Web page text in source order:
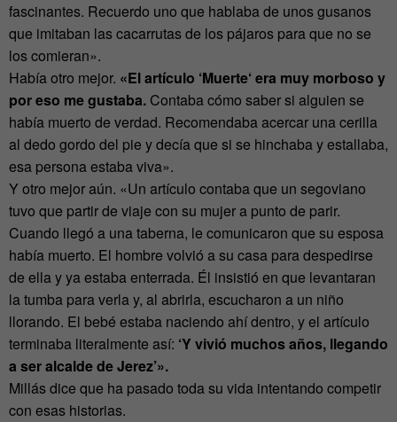
fascinantes. Recuerdo uno que hablaba de unos gusanos
que imitaban las cacarrutas de los pájaros para que no se
los comieran».
Había otro mejor. «El artículo ‘Muerte‘ era muy morboso y
por eso me gustaba. Contaba cómo saber si alguien se
había muerto de verdad. Recomendaba acercar una cerilla
al dedo gordo del pie y decía que si se hinchaba y estallaba,
esa persona estaba viva».
Y otro mejor aún. «Un artículo contaba que un segoviano
tuvo que partir de viaje con su mujer a punto de parir.
Cuando llegó a una taberna, le comunicaron que su esposa
había muerto. El hombre volvió a su casa para despedirse
de ella y ya estaba enterrada. Él insistió en que levantaran
la tumba para verla y, al abrirla, escucharon a un niño
llorando. El bebé estaba naciendo ahí dentro, y el artículo
terminaba literalmente así: ‘Y vivió muchos años, llegando
a ser alcalde de Jerez’».
Millás dice que ha pasado toda su vida intentando competir
con esas historias.